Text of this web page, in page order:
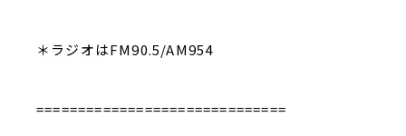
＊ラジオはFM90.5/AM954
==============================